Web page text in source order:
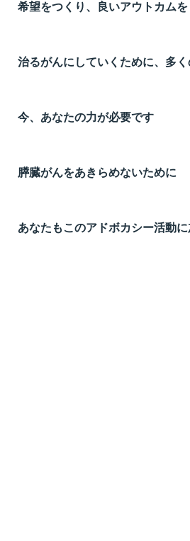
希望をつくり、良いアウトカム
治るがんにしていくために、多
今、あなたの力が必要です
膵臓がんをあきらめないために
あなたもこのアドボカシー活動